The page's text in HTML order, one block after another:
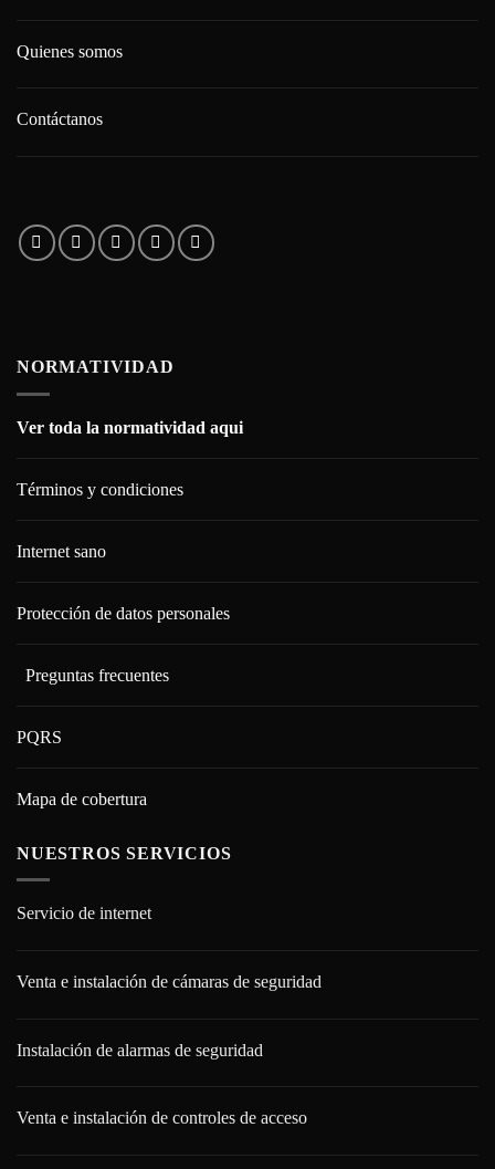
Quienes somos
Contáctanos
NORMATIVIDAD
Ver toda la normatividad aqui
Términos y condiciones
Internet sano
Protección de datos personales
Preguntas frecuentes
PQRS
Mapa de cobertura
NUESTROS SERVICIOS
Servicio de internet
Venta e instalación de cámaras de seguridad
Instalación de alarmas de seguridad
Venta e instalación de controles de acceso